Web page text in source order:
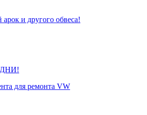
и другого обвеса!
ДНИ!
для ремонта VW